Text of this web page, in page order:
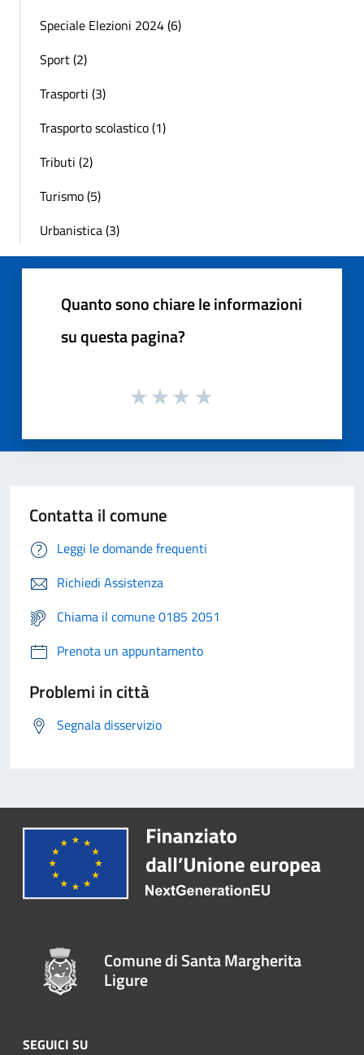
Speciale Elezioni 2024 (6)
Sport (2)
Trasporti (3)
Trasporto scolastico (1)
Tributi (2)
Turismo (5)
Urbanistica (3)
Quanto sono chiare le informazioni
su questa pagina?
Contatta il comune
Leggi le domande frequenti
Richiedi Assistenza
Chiama il comune 0185 2051
Prenota un appuntamento
Problemi in città
Segnala disservizio
Comune di Santa Margherita
Ligure
SEGUICI SU